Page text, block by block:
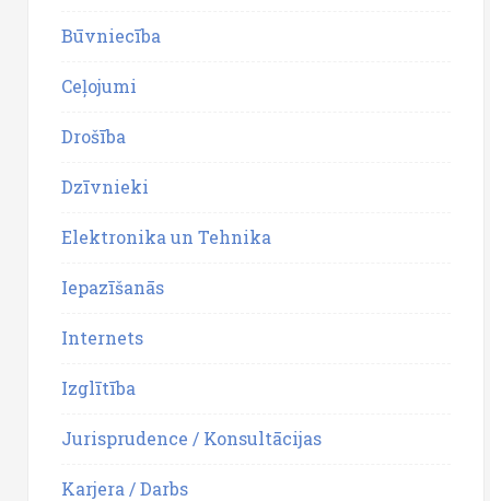
Būvniecība
Ceļojumi
Drošība
Dzīvnieki
Elektronika un Tehnika
Iepazīšanās
Internets
Izglītība
Jurisprudence / Konsultācijas
Karjera / Darbs